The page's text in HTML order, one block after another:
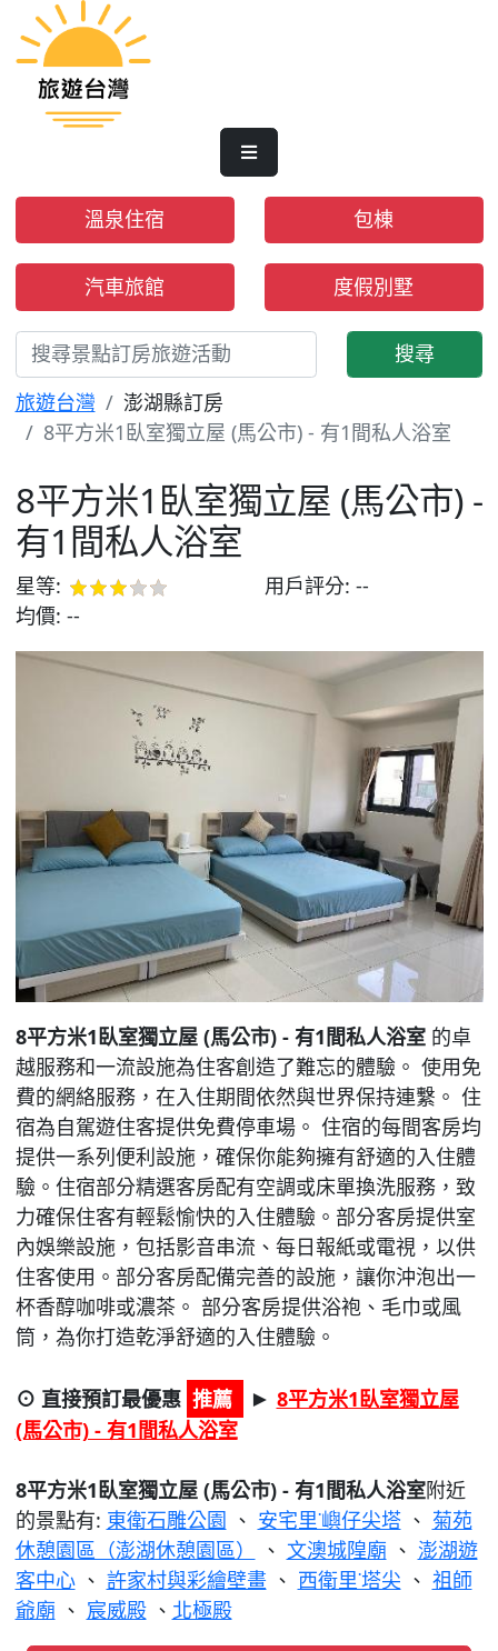
溫泉住宿 包棟
汽車旅館 度假別墅
搜尋
旅遊台灣
澎湖縣訂房
8平方米1臥室獨立屋 (馬公市) - 有1間私人浴室
8平方米1臥室獨立屋 (馬公市) -
有1間私人浴室
星等: 用戶評分: --
均價: --
8平方米1臥室獨立屋 (馬公市) - 有1間私人浴室的卓
越服務和一流設施為住客創造了難忘的體驗。 使用免
費的網絡服務，在入住期間依然與世界保持連繫。 住
宿為自駕遊住客提供免費停車場。 住宿的每間客房均
提供一系列便利設施，確保你能夠擁有舒適的入住體
驗。住宿部分精選客房配有空調或床單換洗服務，致
力確保住客有輕鬆愉快的入住體驗。部分客房提供室
內娛樂設施，包括影音串流、每日報紙或電視，以供
住客使用。部分客房配備完善的設施，讓你沖泡出一
杯香醇咖啡或濃茶。 部分客房提供浴袍、毛巾或風
筒，為你打造乾淨舒適的入住體驗。
⊙ 直接預訂最優惠 推薦 ► 8平方米1臥室獨立屋
(馬公市) - 有1間私人浴室
8平方米1臥室獨立屋 (馬公市) - 有1間私人浴室附近
的景點有: 東衛石雕公園 、 安宅里˙嶼仔尖塔、 菊苑
休憩園區（澎湖休憩園區）
、 文澳城隍廟 、 澎湖遊
客中心、 許家村與彩繪壁畫、 西衛里˙塔尖 、 祖師
爺廟 、 宸威殿、 ​北極殿